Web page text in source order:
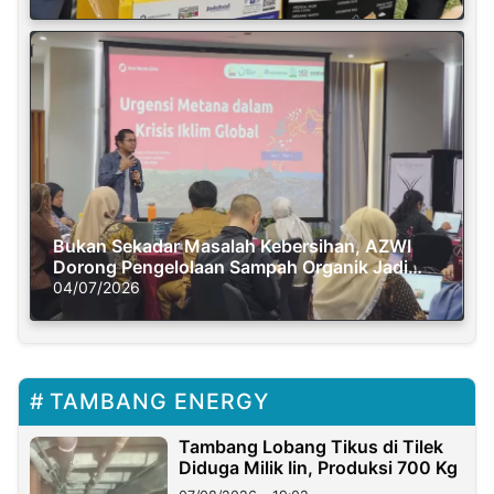
Bukan Sekadar Masalah Kebersihan, AZWI
Dorong Pengelolaan Sampah Organik Jadi
Solusi Krisis Iklim
04/07/2026
TAMBANG ENERGY
Tambang Lobang Tikus di Tilek
Diduga Milik Iin, Produksi 700 Kg